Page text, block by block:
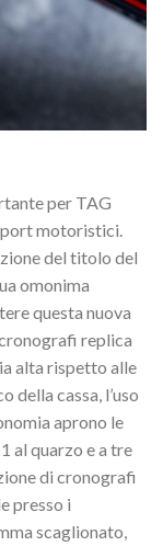
per TAG
motoristici.
del titolo del
omonima
questa nuova
replica
alta rispetto alle
della cassa, l’uso
aprono le
al quarzo e a tre
di cronografi
presso i
scaglionato,